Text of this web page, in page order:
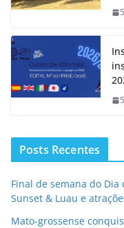
Posts Recentes
Final de semana do Dia
Sunset & Luau e
Mato-grossense